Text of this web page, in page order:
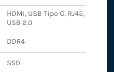
HDMI, USB Tipo C, RJ45,
USB 2.0
DDR4
SSD